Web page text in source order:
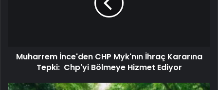
Muharrem İnce'den CHP Myk'nın İhraç Kararına
Tepki: Chp'yi Bölmeye Hizmet Ediyor